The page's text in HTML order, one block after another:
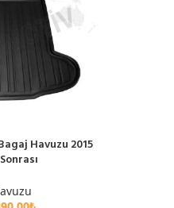
Havuzu 2015